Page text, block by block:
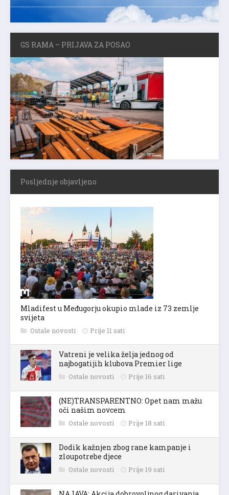
GS RAMA – PRIJAVA ZA POSAO
Posljednje objavljeno
Mladifest u Međugorju okupio mlade iz 73 zemlje
svijeta
Ostale novosti Prije 11 sati
Vatreni je velika želja jednog od
najbogatijih klubova Premier lige
Ostale novosti Prije 16 sati
(NE)TRANSPARENTNO: Opet nam mažu
oči našim novcem
Ostale novosti Prije 18 sati
Dodik kažnjen zbog rane kampanje i
zloupotrebe djece
Ostale novosti Prije 19 sati